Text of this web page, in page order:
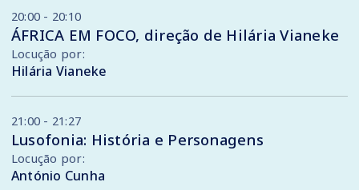
20:00 - 20:10
ÁFRICA EM FOCO, direção de Hilária Vianeke
Locução por:
Hilária Vianeke
21:00 - 21:27
Lusofonia: História e Personagens
Locução por:
António Cunha